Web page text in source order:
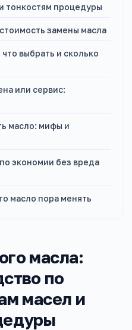
тонкостям процедуры
замены масла
выбрать и сколько
или сервис:
масло: мифы и
экономии без вреда
масло пора менять
масла:
по
масел и